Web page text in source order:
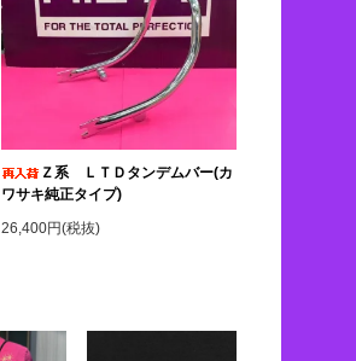
Ｚ系 ＬＴＤタンデムバー(カ
ワサキ純正タイプ)
26,400円(税抜)